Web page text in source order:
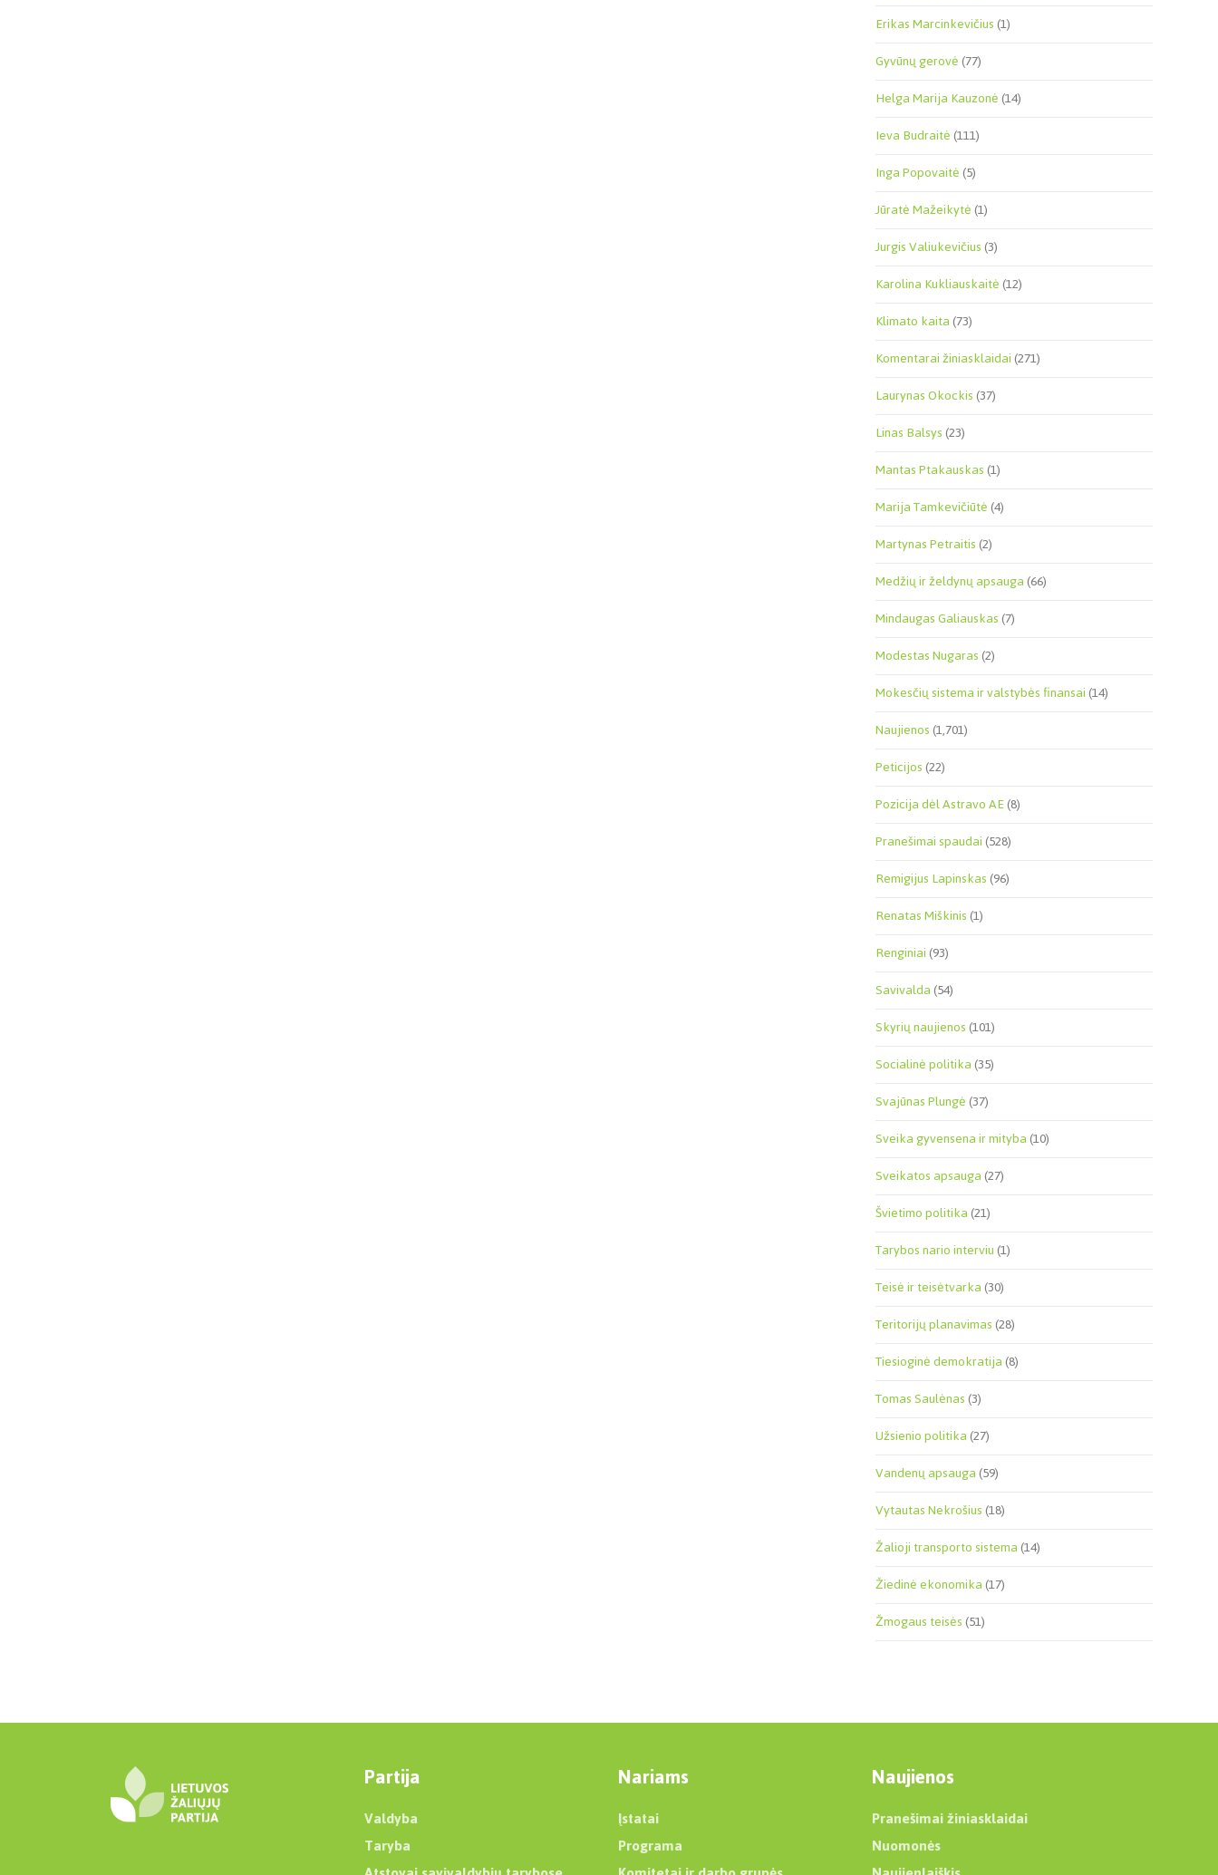
Erikas Marcinkevičius(1)
Gyvūnų gerovė(77)
Helga Marija Kauzonė(14)
Ieva Budraitė(111)
Inga Popovaitė(5)
Jūratė Mažeikytė(1)
Jurgis Valiukevičius(3)
Karolina Kukliauskaitė(12)
Klimato kaita(73)
Komentarai žiniasklaidai(271)
Laurynas Okockis(37)
Linas Balsys(23)
Mantas Ptakauskas(1)
Marija Tamkevičiūtė(4)
Martynas Petraitis(2)
Medžių ir želdynų apsauga(66)
Mindaugas Galiauskas(7)
Modestas Nugaras(2)
Mokesčių sistema ir valstybės finansai(14)
Naujienos(1,701)
Peticijos(22)
Pozicija dėl Astravo AE(8)
Pranešimai spaudai(528)
Remigijus Lapinskas(96)
Renatas Miškinis(1)
Renginiai(93)
Savivalda(54)
Skyrių naujienos(101)
Socialinė politika(35)
Svajūnas Plungė(37)
Sveika gyvensena ir mityba(10)
Sveikatos apsauga(27)
Švietimo politika(21)
Tarybos nario interviu(1)
Teisė ir teisėtvarka(30)
Teritorijų planavimas(28)
Tiesioginė demokratija(8)
Tomas Saulėnas(3)
Užsienio politika(27)
Vandenų apsauga(59)
Vytautas Nekrošius(18)
Žalioji transporto sistema(14)
Žiedinė ekonomika(17)
Žmogaus teisės(51)
Partija
Valdyba
Taryba
Nariams
Įstatai
Programa
Naujienos
Pranešimai žiniasklaidai
Nuomonės